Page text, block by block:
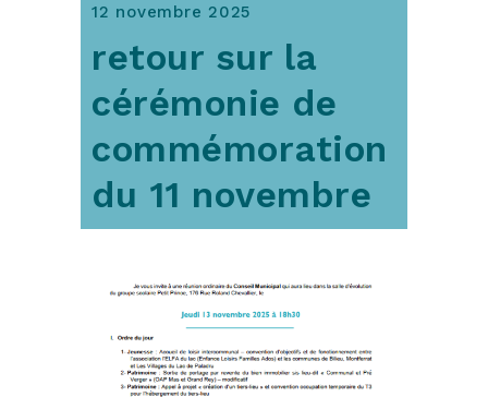
12 novembre 2025
retour sur la
cérémonie de
commémoration
du 11 novembre